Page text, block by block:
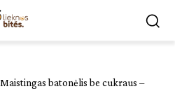
Maistingas batonėlis be cukraus –